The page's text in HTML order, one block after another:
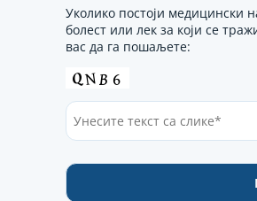
Уколико постоји медицински
болест или лек за који се
вас да га пошаљете: